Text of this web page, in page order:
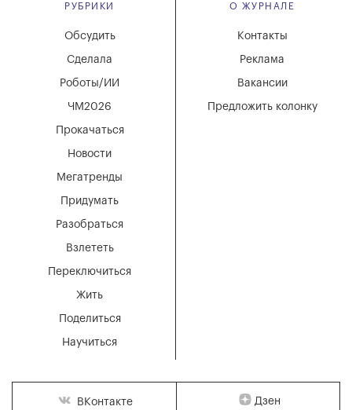
РУБРИКИ
Мегатренды
Придумать
Разобраться
Взлететь
Новости
Переключиться
Жить
Поделиться
Научиться
Обсудить
Сделала
Роботы/ИИ
ЧМ2026
Прокачаться
О ЖУРНАЛЕ
Вакансии
Реклама
Контакты
Предложить колонку
ВКонтакте Дзен